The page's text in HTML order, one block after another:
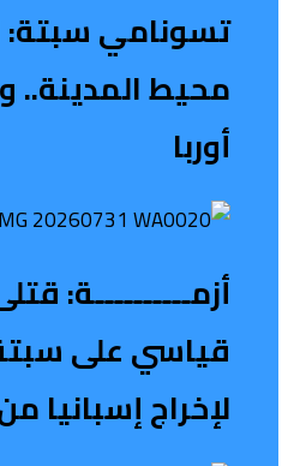
تسونامي سبتة:
محيط المدينة..
أوربا
أزمــــــــــة:
قياسي على
لإخراج إسبانيا